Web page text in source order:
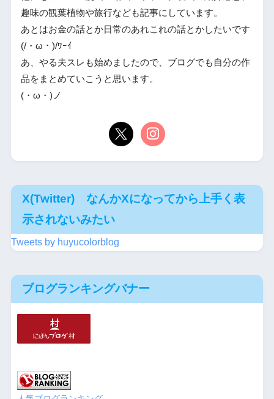
趣味の観葉植物や旅行なども記事にしています。
あとはお金の話とか日常のあれこれの話とかしたいです
(/・ω・)/ﾜｰｲ
あ、やる夫スレも始めましたので、ブログでも自分の作
品をまとめていこうと思います。
(・ω・)ノ
X(Twitter) なんかXになってから上手く表
示されないみたい
Tweets by huyucolorblog
ブログランキングバナー